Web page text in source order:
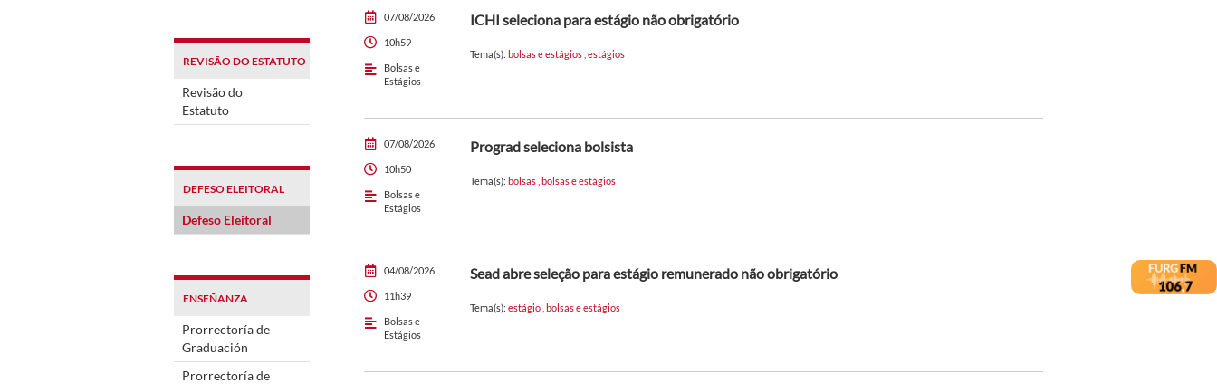
REVISÃO DO ESTATUTO
Revisão do
Estatuto
DEFESO ELEITORAL
Defeso Eleitoral
ENSEÑANZA
Prorrectoría de
Graduación
Prorrectoría de
07/08/2026
10h59
Bolsas e
Estágios
ICHI seleciona para estágio não obrigatório
Tema(s): bolsas e estágios estágios
07/08/2026
10h50
Bolsas e
Estágios
Prograd seleciona bolsista
Tema(s): bolsas bolsas e estágios
04/08/2026
11h39
Bolsas e
Estágios
Sead abre seleção para estágio remunerado não obrigatório
Tema(s): estágio bolsas e estágios